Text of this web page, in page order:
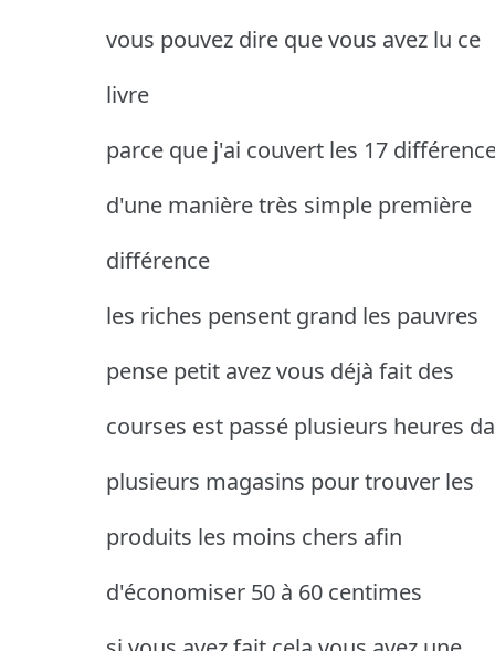
vous pouvez dire que vous avez lu ce
livre
parce que j'ai couvert les 17
d'une manière très simple première
différence
les riches pensent grand les pauvres
pense petit avez vous déjà fait des
courses est passé plusieurs heures
plusieurs magasins pour trouver les
produits les moins chers afin
d'économiser 50 à 60 centimes